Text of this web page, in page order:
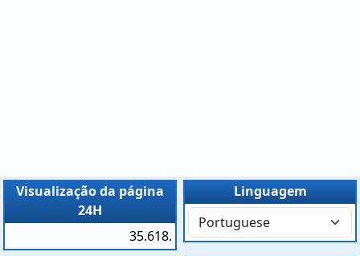
Visualização da página
24H
35.618.
Linguagem